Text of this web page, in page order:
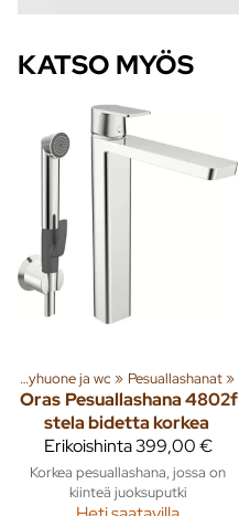
KATSO MYÖS
Kylpyhuone ja wc‪» Pesuallashanat‪»
Oras Pesuallashana 4802f
stela bidetta korkea
Erikoishinta399,00 €
Korkea pesuallashana, jossa on
kiinteä juoksuputki